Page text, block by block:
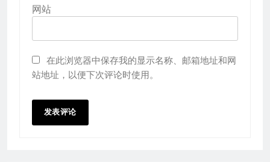
网站
在此浏览器中保存我的显示名称、邮箱地址和网
站地址，以便下次评论时使用。